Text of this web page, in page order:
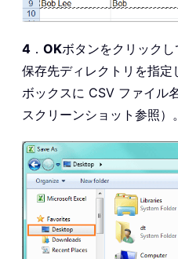
4 ． OKボタンをクリック
保存先ディレクトリを指定
ボックスに CSV ファイル
スクリーンショット参照）。